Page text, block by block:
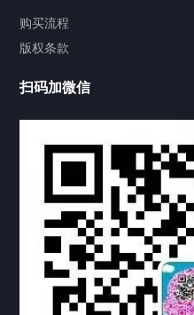
视频中心
热门标签 TAG
机构链接
联系方式 关于我们
下载与支持
资料下载 视频中心
购买流程
版权条款
扫码加微信